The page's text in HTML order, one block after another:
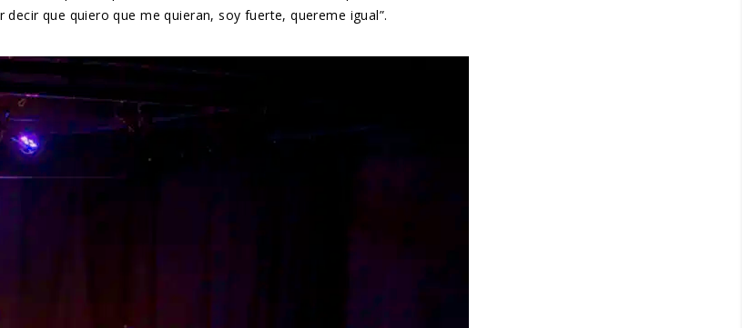
que quiero que me quieran, soy fuerte, quereme igual”.